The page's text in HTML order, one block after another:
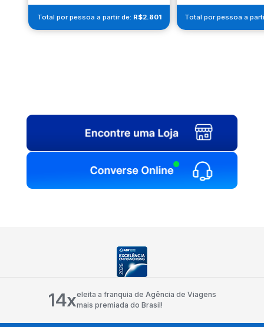
Total por pessoa a partir de: R$2.801 Total por pessoa a
14xeleita a franquia de Agência de Viagens
mais premiada do Brasil!